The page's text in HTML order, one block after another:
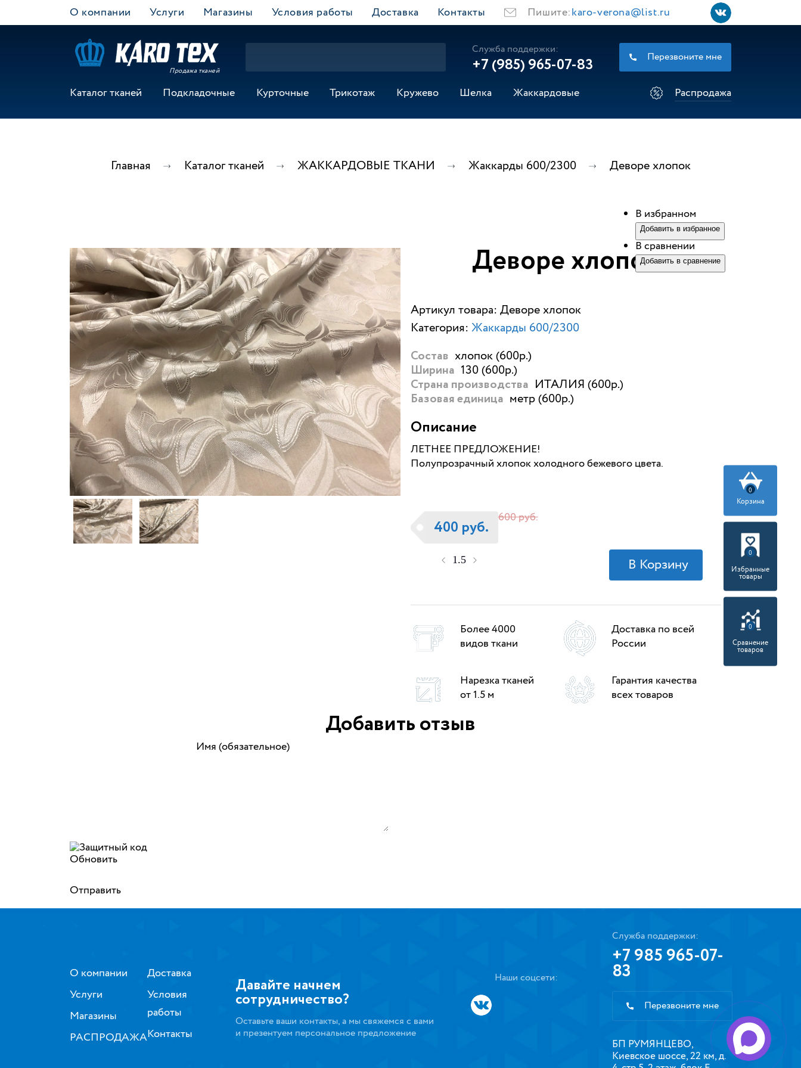
О компании Услуги Магазины Условия работы Доставка Контакты Пишите:karo-verona@list.ru
Продажа тканей
Служба поддержки:
+7 (985) 965-07-83
Перезвоните мне
Каталог тканей Подкладочные Курточные Трикотаж Кружево Шелка Жаккардовые Распродажа
Главная Каталог тканей ЖАККАРДОВЫЕ ТКАНИ Жаккарды 600/2300 Деворе хлопок
Деворе хлопок
Артикул товара: Деворе хлопок
Категория: Жаккарды 600/2300
Состав хлопок (600р.)
Ширина 130 (600р.)
Страна производства ИТАЛИЯ (600р.)
Базовая единица метр (600р.)
Описание
ЛЕТНЕЕ ПРЕДЛОЖЕНИЕ!
Полупрозрачный хлопок холодного бежевого цвета.
600 руб.
400 руб.
В избранном
Добавить в избранное
В сравнении
Добавить в сравнение
Более 4000
видов ткани
Доставка по всей
России
Нарезка тканей
от 1.5 м
Гарантия качества
всех товаров
Добавить отзыв
Имя (обязательное)
Обновить
Отправить
0
Корзина
0
Избранные
товары
0
Сравнение
товаров
О компании
Услуги
Магазины
РАСПРОДАЖА
Доставка
Условия
работы
Контакты
Давайте начнем
сотрудничество?
Оставьте ваши контакты, а мы свяжемся с вами
и презентуем персональное предложение
Наши соцсети:
Служба поддержки:
+7 985 965-07-
83
Перезвоните мне
БП РУМЯНЦЕВО,
Киевское шоссе, 22 км, д.